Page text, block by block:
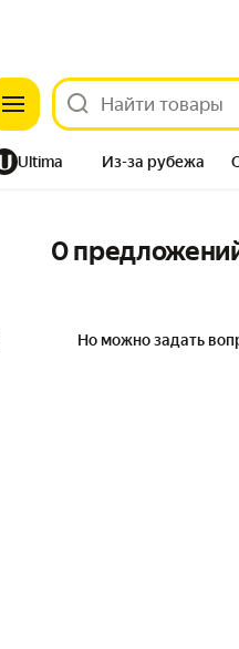
Ultima Из-за рубежа
0
Но можно задать